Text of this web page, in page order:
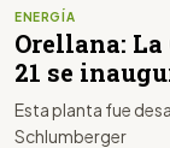
ENERGÍA
Orellana: La
21 se
Esta planta fue
Schlumberger